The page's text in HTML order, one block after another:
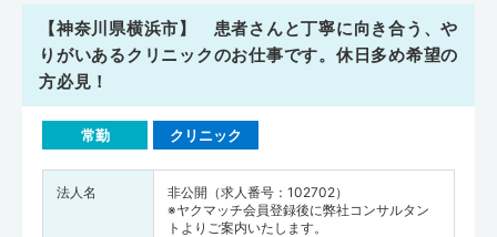
【神奈川県横浜市】 患者さんと丁寧に向き合う、や
りがいあるクリニックのお仕事です。休日多め希望の
方必見！
常勤 クリニック
法人名
非公開（求人番号：102702）
※ヤクマッチ会員登録後に弊社コンサルタン
トよりご案内いたします。